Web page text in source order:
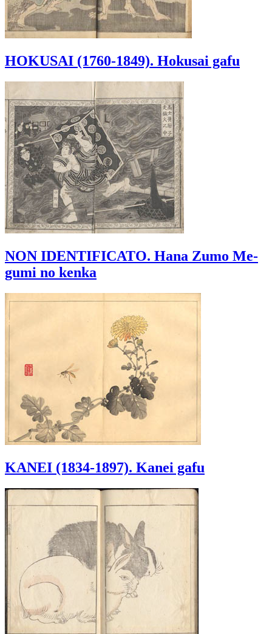
HOKUSAI (1760-1849). Hokusai gafu
NON IDENTIFICATO. Hana Zumo Me-
gumi no kenka
KANEI (1834-1897). Kanei gafu